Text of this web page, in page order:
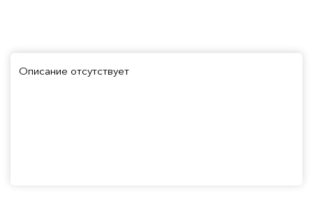
Описание отсутствует